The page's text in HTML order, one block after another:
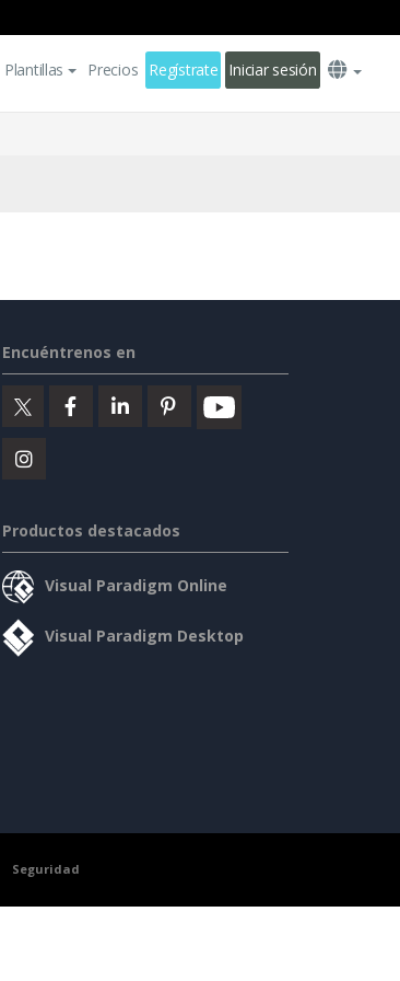
Plantillas Precios Regístrate Iniciar sesión
Encuéntrenos en
Productos destacados
Visual Paradigm Online
Visual Paradigm Desktop
Seguridad